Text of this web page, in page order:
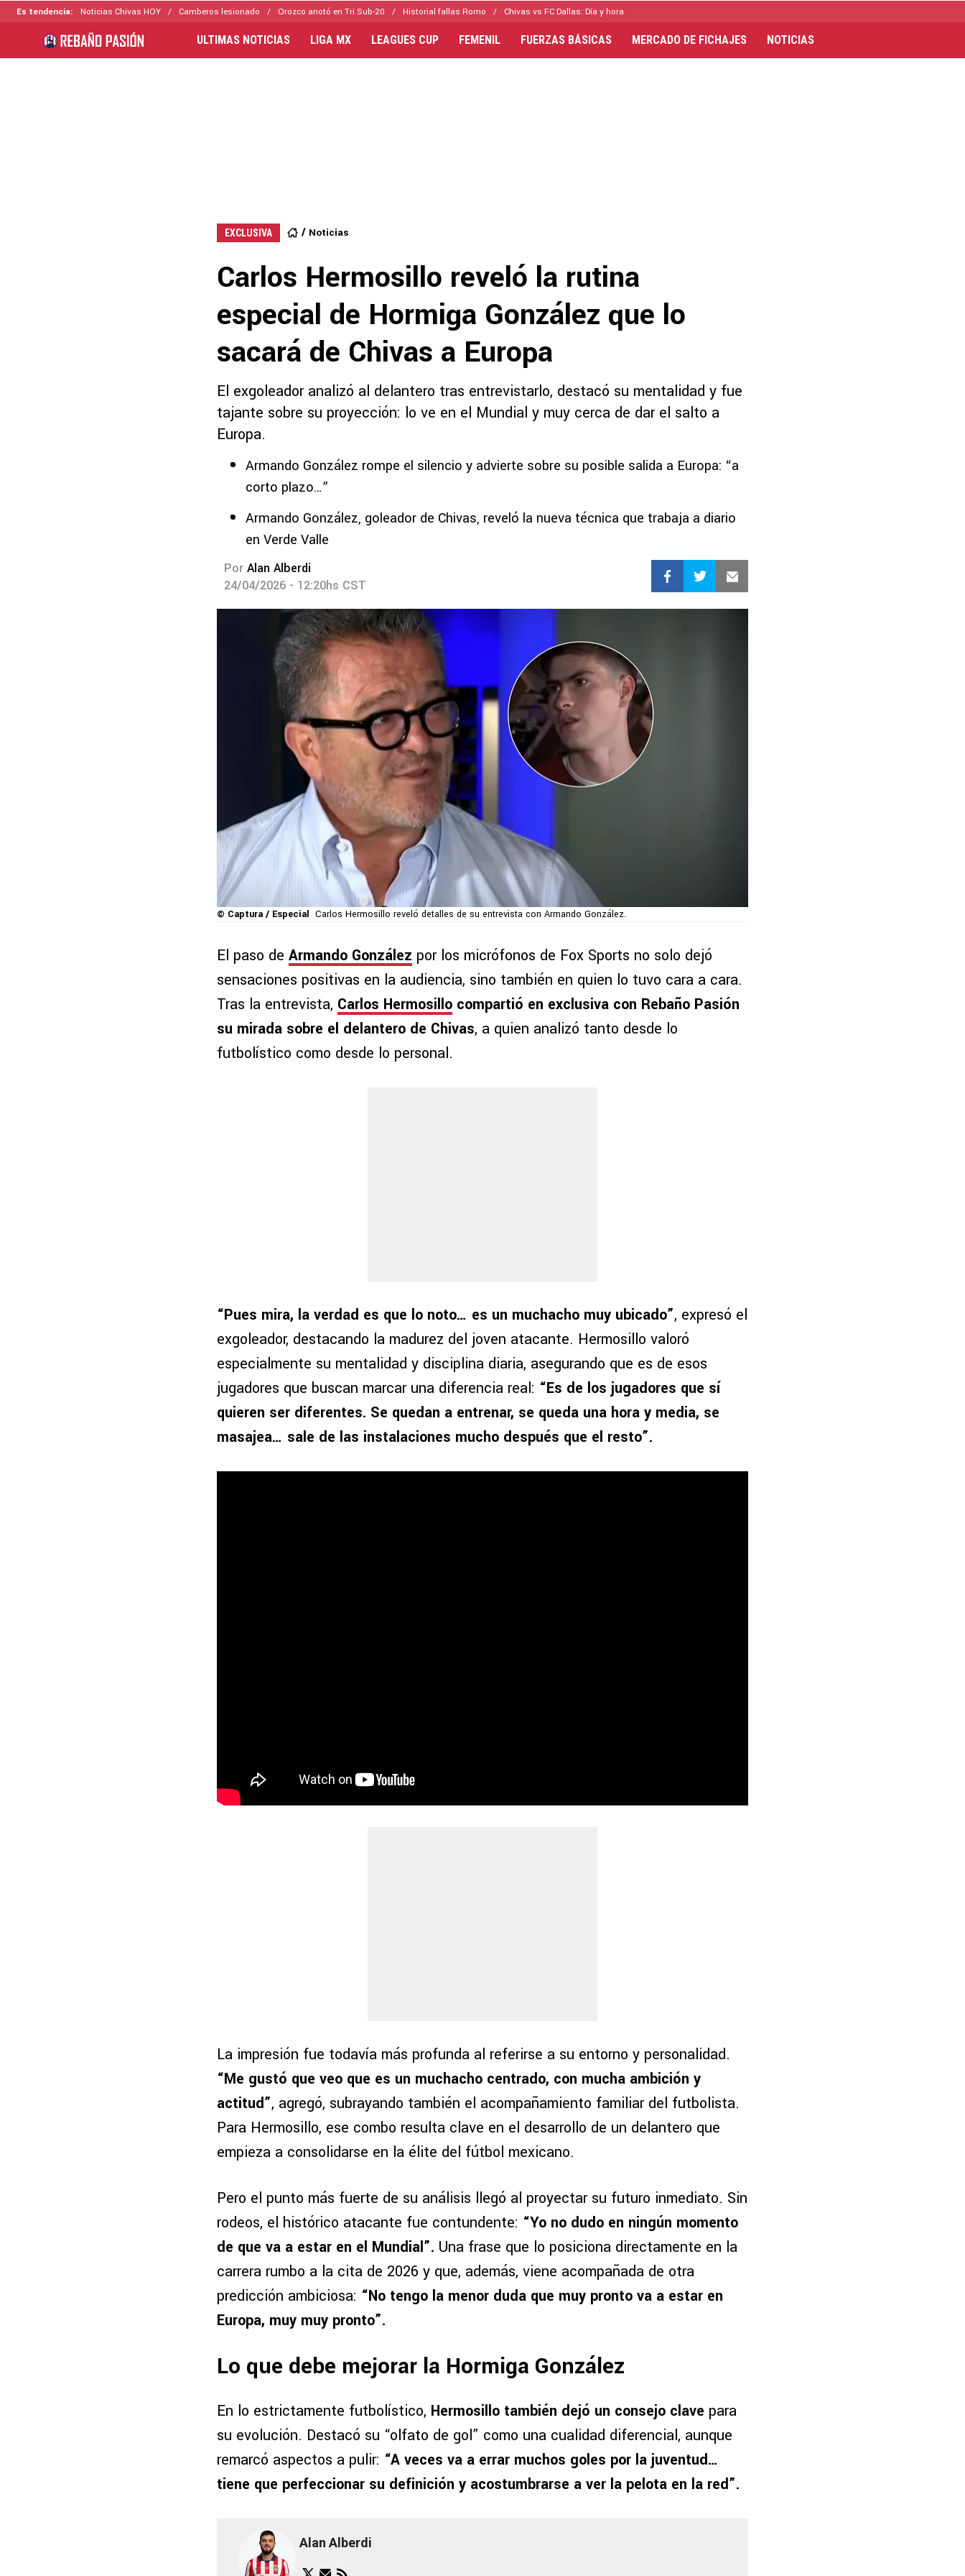
Es tendencia: Noticias Chivas HOY Camberos lesionado Orozco anotó en Tri Sub-20 Historial fallas Romo Chivas vs FC Dallas: Día y hora
ULTIMAS NOTICIAS LIGA MX LEAGUES CUP FEMENIL FUERZAS BÁSICAS MERCADO DE FICHAJES NOTICIAS
EXCLUSIVA Noticias
Carlos Hermosillo reveló la rutina
especial de Hormiga González que lo
sacará de Chivas a Europa
El exgoleador analizó al delantero tras entrevistarlo, destacó su mentalidad y fue
tajante sobre su proyección: lo ve en el Mundial y muy cerca de dar el salto a
Europa.
Armando González rompe el silencio y advierte sobre su posible salida a Europa: “a
corto plazo…”
Armando González, goleador de Chivas, reveló la nueva técnica que trabaja a diario
en Verde Valle
Por Alan Alberdi
24/04/2026 - 12:20hs CST
© Captura / Especial Carlos Hermosillo reveló detalles de su entrevista con Armando González.
El paso de Armando González por los micrófonos de Fox Sports no solo dejó
sensaciones positivas en la audiencia, sino también en quien lo tuvo cara a cara.
Tras la entrevista, Carlos Hermosillo compartió en exclusiva con Rebaño Pasión
su mirada sobre el delantero de Chivas, a quien analizó tanto desde lo
futbolístico como desde lo personal.
“Pues mira, la verdad es que lo noto… es un muchacho muy ubicado”, expresó el
exgoleador, destacando la madurez del joven atacante. Hermosillo valoró
especialmente su mentalidad y disciplina diaria, asegurando que es de esos
jugadores que buscan marcar una diferencia real: “Es de los jugadores que sí
quieren ser diferentes. Se quedan a entrenar, se queda una hora y media, se
masajea… sale de las instalaciones mucho después que el resto”.
La impresión fue todavía más profunda al referirse a su entorno y personalidad.
“Me gustó que veo que es un muchacho centrado, con mucha ambición y
actitud”, agregó, subrayando también el acompañamiento familiar del futbolista.
Para Hermosillo, ese combo resulta clave en el desarrollo de un delantero que
empieza a consolidarse en la élite del fútbol mexicano.
Pero el punto más fuerte de su análisis llegó al proyectar su futuro inmediato. Sin
rodeos, el histórico atacante fue contundente: “Yo no dudo en ningún momento
de que va a estar en el Mundial”. Una frase que lo posiciona directamente en la
carrera rumbo a la cita de 2026 y que, además, viene acompañada de otra
predicción ambiciosa: “No tengo la menor duda que muy pronto va a estar en
Europa, muy muy pronto”.
Lo que debe mejorar la Hormiga González
En lo estrictamente futbolístico, Hermosillo también dejó un consejo clave para
su evolución. Destacó su “olfato de gol” como una cualidad diferencial, aunque
remarcó aspectos a pulir: “A veces va a errar muchos goles por la juventud…
tiene que perfeccionar su definición y acostumbrarse a ver la pelota en la red”.
Alan Alberdi